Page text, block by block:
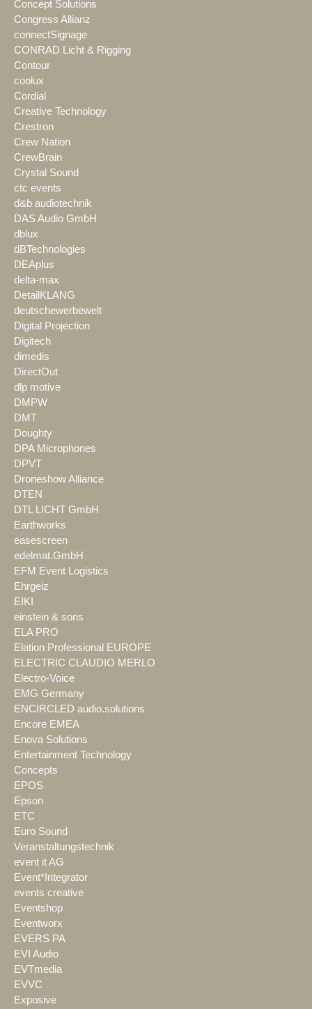
Concept Solutions
Congress Allianz
connectSignage
CONRAD Licht & Rigging
Contour
coolux
Cordial
Creative Technology
Crestron
Crew Nation
CrewBrain
Crystal Sound
ctc events
d&b audiotechnik
DAS Audio GmbH
dblux
dBTechnologies
DEAplus
delta-max
DetailKLANG
deutschewerbewelt
Digital Projection
Digitech
dimedis
DirectOut
dlp motive
DMPW
DMT
Doughty
DPA Microphones
DPVT
Droneshow Alliance
DTEN
DTL LICHT GmbH
Earthworks
easescreen
edelmat.GmbH
EFM Event Logistics
Ehrgeiz
EIKI
einstein & sons
ELA PRO
Elation Professional EUROPE
ELECTRIC CLAUDIO MERLO
Electro-Voice
EMG Germany
ENCIRCLED audio.solutions
Encore EMEA
Enova Solutions
Entertainment Technology
Concepts
EPOS
Epson
ETC
Euro Sound
Veranstaltungstechnik
event it AG
Event*Integrator
events creative
Eventshop
Eventworx
EVERS PA
EVI Audio
EVTmedia
EVVC
Exposive